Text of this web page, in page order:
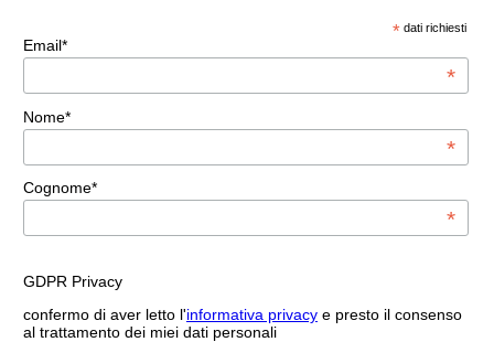
* dati richiesti
Email*
*
Nome*
*
Cognome*
*
GDPR Privacy
confermo di aver letto l'informativa privacye presto il consenso
al trattamento dei miei dati personali